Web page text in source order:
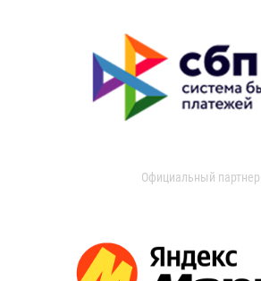
Официальный партнер